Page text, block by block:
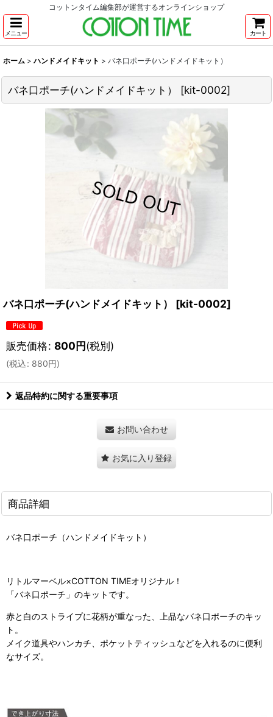
コットンタイム編集部が運営するオンラインショップ
メニュー カート
ホーム > ハンドメイドキット > バネ口ポーチ(ハンドメイドキット）
バネ口ポーチ(ハンドメイドキット） [kit-0002]
バネ口ポーチ(ハンドメイドキット） [kit-0002]
販売価格: 800円(税別)
(税込: 880円)
返品特約に関する重要事項
お問い合わせ
お気に入り登録
商品詳細
バネ口ポーチ（ハンドメイドキット）
リトルマーベル×COTTON TIMEオリジナル！
「バネ口ポーチ」のキットです。
赤と白のストライプに花柄が重なった、上品なバネ口ポーチのキッ
ト。
メイク道具やハンカチ、ポケットティッシュなどを入れるのに便利
なサイズ。